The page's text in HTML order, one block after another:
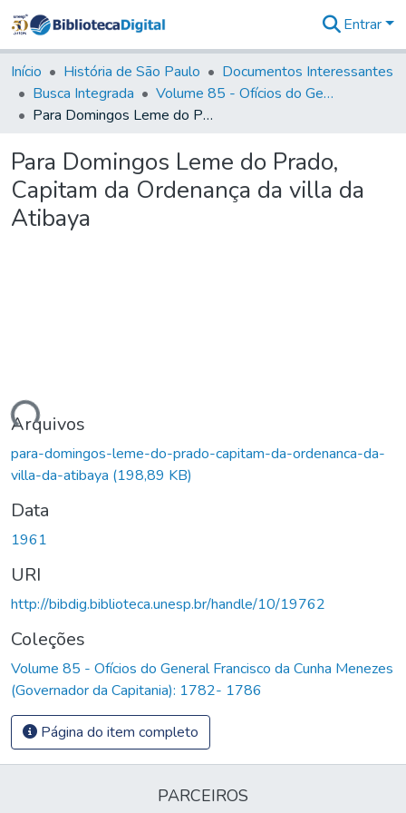
&
Coleções
Tudo na
Biblioteca
Estatísticas
Entrar
Início História de São Paulo
Documentos Interessantes
Busca Integrada
Volume 85 - Ofícios do General Francisco da Cunha Menezes (Governador da Capitania): 1782- 1786
Para Domingos Leme do Prado, Capitam da Ordenança da villa da Atibaya
Para Domingos Leme do Prado,
Capitam da Ordenança da villa da
Atibaya
Arquivos
para-domingos-leme-do-prado-capitam-da-ordenanca-da-
villa-da-atibaya (198,89 KB)
Data
1961
URI
http://bibdig.biblioteca.unesp.br/handle/10/19762
Coleções
Volume 85 - Ofícios do General Francisco da Cunha Menezes
(Governador da Capitania): 1782- 1786
Página do item completo
PARCEIROS